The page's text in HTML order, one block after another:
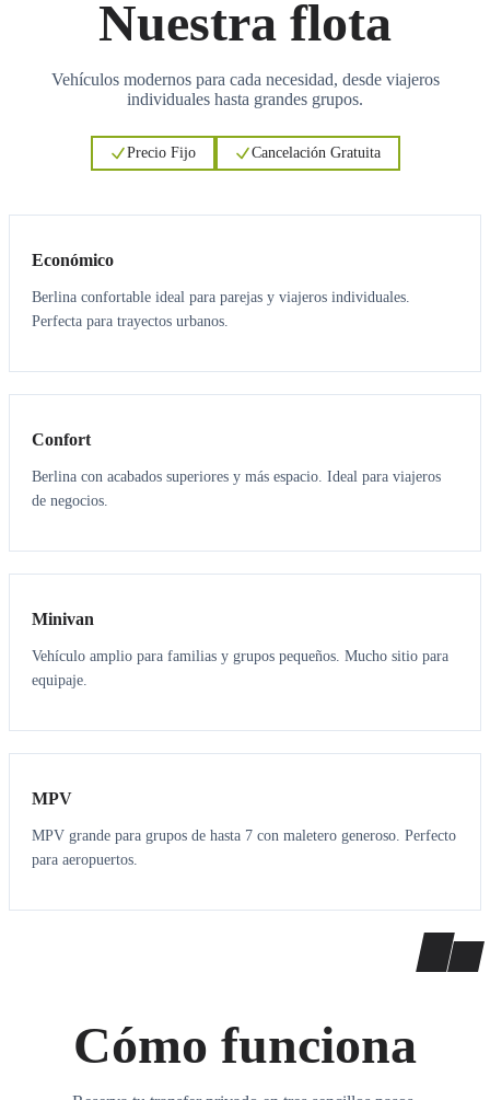
Nuestra flota
Vehículos modernos para cada necesidad, desde viajeros
individuales hasta grandes grupos.
Precio Fijo Cancelación Gratuita
Económico
Berlina confortable ideal para parejas y viajeros individuales.
Perfecta para trayectos urbanos.
3 3
Confort
Berlina con acabados superiores y más espacio. Ideal para viajeros
de negocios.
6 5
Minivan
Vehículo amplio para familias y grupos pequeños. Mucho sitio para
equipaje.
7 7
MPV
MPV grande para grupos de hasta 7 con maletero generoso. Perfecto
para aeropuertos.
Cómo funciona